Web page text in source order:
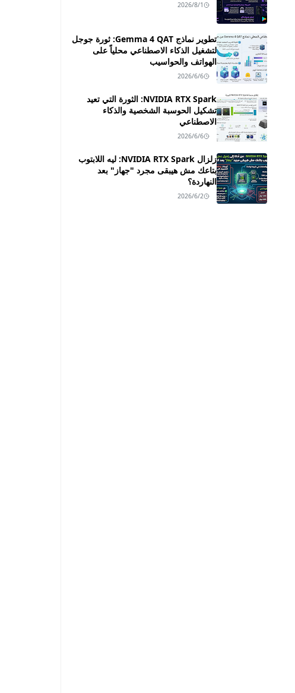
2026/8/1
تطوير نماذج Gemma 4 QAT: ثورة جوجل
لتشغيل الذكاء الاصطناعي محلياً على
الهواتف والحواسيب
2026/6/6
NVIDIA RTX Spark: الثورة التي تعيد
تشكيل الحوسبة الشخصية والذكاء
الاصطناعي
2026/6/6
زلزال NVIDIA RTX Spark: ليه اللابتوب
بتاعك مش هيبقى مجرد "جهاز" بعد
النهاردة؟
2026/6/2